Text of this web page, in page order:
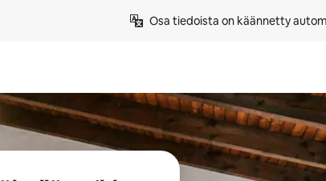
Osa tiedoista on käännetty